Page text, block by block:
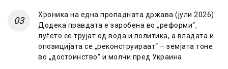
Хроника на една пропадната држава (јули 2026):
Додека правдата е заробена во „реформи“,
луѓето се трујат од вода и политика, а владата и
опозицијата се „реконструираат“ – земјата тоне
во „достоинство“ и молчи пред Украина